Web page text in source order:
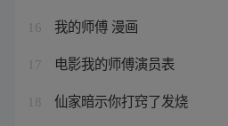
16 我的师傅 漫画
17 电影我的师傅演员表
18 仙家暗示你打窍了发烧